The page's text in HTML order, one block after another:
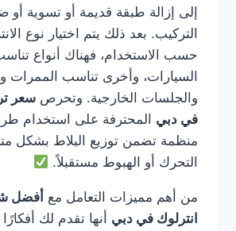
إلى إزالة طبقة قديمة أو تسوية أو
التركيب. بعد ذلك يتم اختيار نوع
حسب الاستخدام، فهناك أنواع
السيارات، وأخرى تناسب الممرات
والجلسات الخارجية. وتحرص سعر
في دبي المحترفة على استخدام
منظمة تضمن توزيع البلاط بشكل
التحرك أو الهبوط مستقبلاً.
من أهم مميزات التعامل مع أفضل
انترلوك في دبي أنها تقدم لك